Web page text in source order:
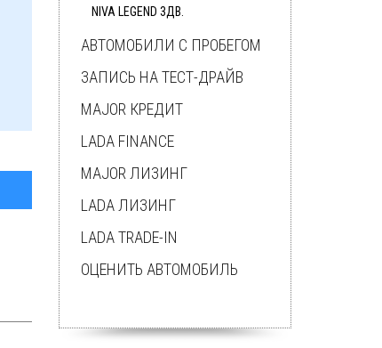
NIVA LEGEND 3ДВ.
АВТОМОБИЛИ С ПРОБЕГОМ
ЗАПИСЬ НА ТЕСТ-ДРАЙВ
MAJOR КРЕДИТ
LADA FINANCE
MAJOR ЛИЗИНГ
LADA ЛИЗИНГ
LADA TRADE-IN
ОЦЕНИТЬ АВТОМОБИЛЬ